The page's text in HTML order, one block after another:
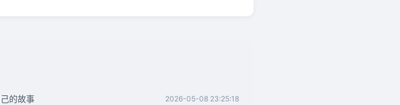
的故事 2026-05-08 23:25:18